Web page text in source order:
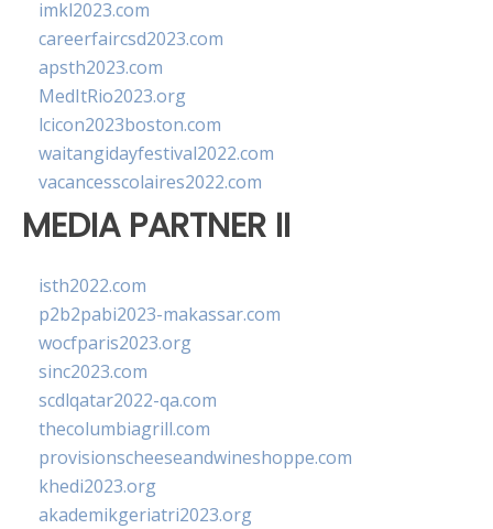
imkl2023.com
careerfaircsd2023.com
apsth2023.com
MedItRio2023.org
lcicon2023boston.com
waitangidayfestival2022.com
vacancesscolaires2022.com
MEDIA PARTNER II
isth2022.com
p2b2pabi2023-makassar.com
wocfparis2023.org
sinc2023.com
scdlqatar2022-qa.com
thecolumbiagrill.com
provisionscheeseandwineshoppe.com
khedi2023.org
akademikgeriatri2023.org